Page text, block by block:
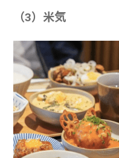
（3）米気